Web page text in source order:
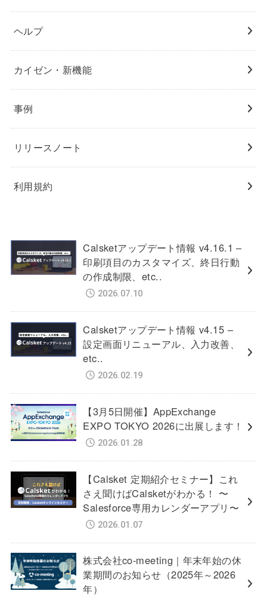
ヘルプ
カイゼン・新機能
事例
リリースノート
利用規約
Calsketアップデート情報 v4.16.1 –
印刷項目のカスタマイズ、終日行動
の作成制限、etc..
2026.07.10
Calsketアップデート情報 v4.15 –
設定画面リニューアル、入力改善、
etc..
2026.02.19
【3月5日開催】AppExchange
EXPO TOKYO 2026に出展します！
2026.01.28
【Calsket 定期紹介セミナー】これ
さえ聞けばCalsketがわかる！ 〜
Salesforce専用カレンダーアプリ〜
2026.01.07
株式会社co-meeting｜年末年始の休
業期間のお知らせ（2025年～2026
年）